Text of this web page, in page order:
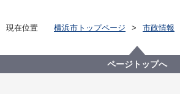
現在位置 横浜市トップページ
市政情報
【記者発表】令和３年度 消費生活
ページトップへ